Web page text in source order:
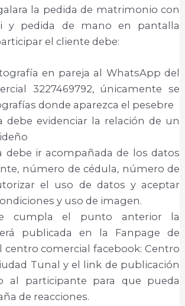
la pedida de matrimonio con
y pedida de mano en pantalla
el cliente debe:
en pareja al WhatsApp del
3227469792, únicamente se
donde aparezca el pesebre
debe evidenciar la relación de un
debe ir acompañada de los datos
número de cédula, número de
el uso de datos y aceptar
y uso de imagen.
cumpla el punto anterior la
publicada en la Fanpage de
centro comercial facebook: Centro
Tunal y el link de publicación
al participante para que pueda
de reacciones.